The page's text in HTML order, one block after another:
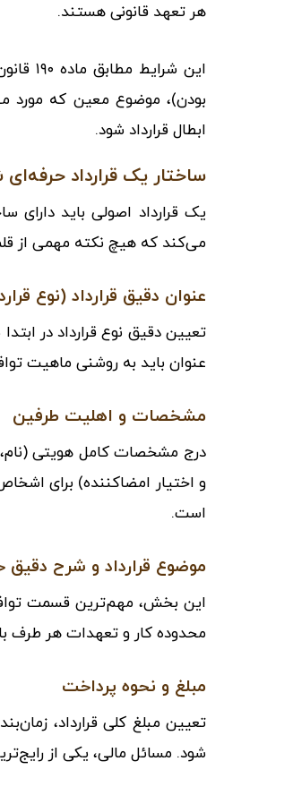
هر تعهد قانونی هستند.
این شرایط مطابقماده ۱۹۰ قانون مدنی
بودن)، موضوع معین که مورد
ابطال قرارداد شود.
ساختار یک قرارداد
یک قرارداد اصولی باید
می‌کند که هیچ نکته مهمی از
عنوان دقیق قرارداد (نوع
تعیین دقیق نوع قرارداد در
عنوان باید به روشنی ماهیت
مشخصات و اهلیت طرفین
درج مشخصات کامل هویتی
و اختیار امضاکننده) برای
است.
موضوع قرارداد و شرح دقیق
این بخش، مهم‌ترین قسمت
محدوده کار و تعهدات هر طرف
مبلغ و نحوه پرداخت
تعیین مبلغ کلی قرارداد،
شود. مسائل مالی، یکی از